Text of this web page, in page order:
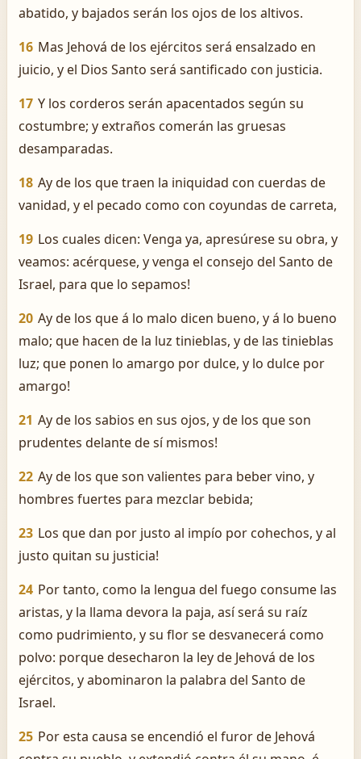
abatido, y bajados serán los ojos de los altivos.
16 Mas Jehová de los ejércitos será ensalzado en
juicio, y el Dios Santo será santificado con justicia.
17 Y los corderos serán apacentados según su
costumbre; y extraños comerán las gruesas
desamparadas.
18 Ay de los que traen la iniquidad con cuerdas de
vanidad, y el pecado como con coyundas de carreta,
19 Los cuales dicen: Venga ya, apresúrese su obra, y
veamos: acérquese, y venga el consejo del Santo de
Israel, para que lo sepamos!
20 Ay de los que á lo malo dicen bueno, y á lo bueno
malo; que hacen de la luz tinieblas, y de las tinieblas
luz; que ponen lo amargo por dulce, y lo dulce por
amargo!
21 Ay de los sabios en sus ojos, y de los que son
prudentes delante de sí mismos!
22 Ay de los que son valientes para beber vino, y
hombres fuertes para mezclar bebida;
23 Los que dan por justo al impío por cohechos, y al
justo quitan su justicia!
24 Por tanto, como la lengua del fuego consume las
aristas, y la llama devora la paja, así será su raíz
como pudrimiento, y su flor se desvanecerá como
polvo: porque desecharon la ley de Jehová de los
ejércitos, y abominaron la palabra del Santo de
Israel.
25 Por esta causa se encendió el furor de Jehová